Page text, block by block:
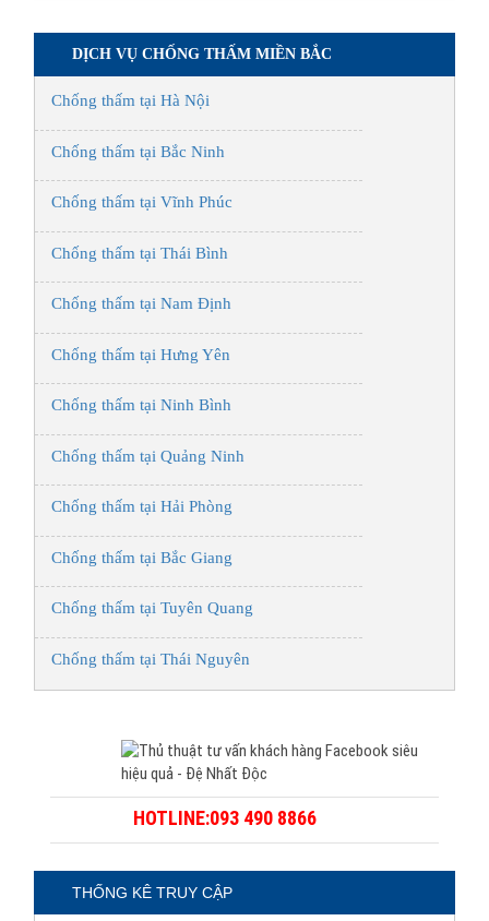
DỊCH VỤ CHỐNG THẤM MIỀN BẮC
Chống thấm tại Hà Nội
Chống thấm tại Bắc Ninh
Chống thấm tại Vĩnh Phúc
Chống thấm tại Thái Bình
Chống thấm tại Nam Định
Chống thấm tại Hưng Yên
Chống thấm tại Ninh Bình
Chống thấm tại Quảng Ninh
Chống thấm tại Hải Phòng
Chống thấm tại Bắc Giang
Chống thấm tại Tuyên Quang
Chống thấm tại Thái Nguyên
HOTLINE:093 490 8866
THỐNG KÊ TRUY CẬP